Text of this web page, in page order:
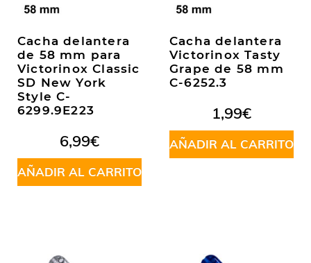
Cacha delantera
de 58 mm para
Victorinox Classic
SD New York
Style C-
6299.9E223
6,99€
AÑADIR AL CARRITO
Cacha delantera
Victorinox Tasty
Grape de 58 mm
C-6252.3
1,99€
AÑADIR AL CARRITO